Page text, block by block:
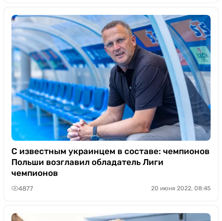
С известным украинцем в составе: чемпионов
Польши возглавил обладатель Лиги
чемпионов
4877 20 июня 2022, 08:45